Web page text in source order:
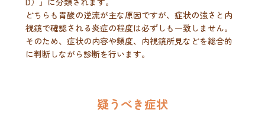
どちらも胃酸の逆流が主な原因ですが、症状の強さと内
視鏡で確認される炎症の程度は必ずしも一致しません。
そのため、症状の内容や頻度、内視鏡所見などを総合的
に判断しながら診断を行います。
疑うべき症状